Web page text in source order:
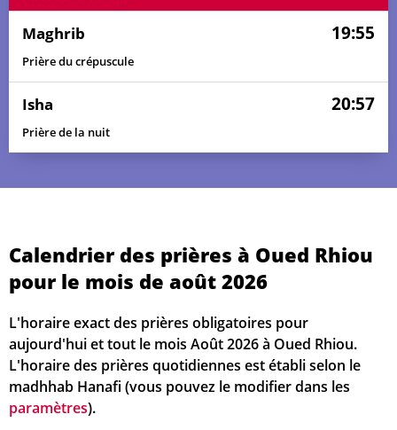
Maghrib 19:55
Prière du crépuscule
Isha 20:57
Prière de la nuit
Calendrier des prières à Oued Rhiou
pour le mois de août 2026
L'horaire exact des prières obligatoires pour
aujourd'hui et tout le mois Août 2026 à Oued Rhiou.
L'horaire des prières quotidiennes est établi selon le
madhhab Hanafi (vous pouvez le modifier dans les
paramètres).
01, Sa 05:01 06:04 13:03 16:50 20:01 21:04
03, Lu 05:03 06:05 13:03 16:49 19:59 21:01
04, Ma 05:04 06:06 13:02 16:49 19:58 21:00
05:05